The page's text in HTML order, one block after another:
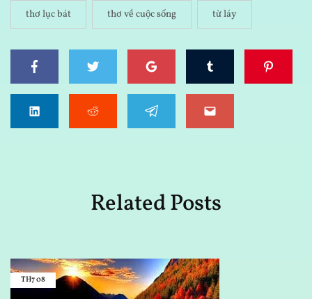
thơ lục bát thơ về cuộc sống từ láy
Related Posts
TH708